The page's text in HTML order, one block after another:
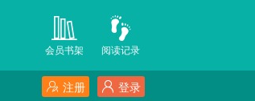
阅读记录
会员书架
登录
注册